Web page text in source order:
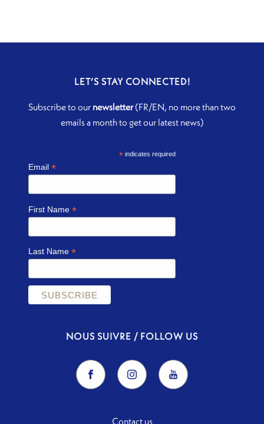
LET’S STAY CONNECTED!
Subscribe to our newsletter(FR/EN, no more than two
emails a month to get our latest news)
*indicates required
Email*
First Name*
Last Name*
NOUS SUIVRE / FOLLOW US
Contact us